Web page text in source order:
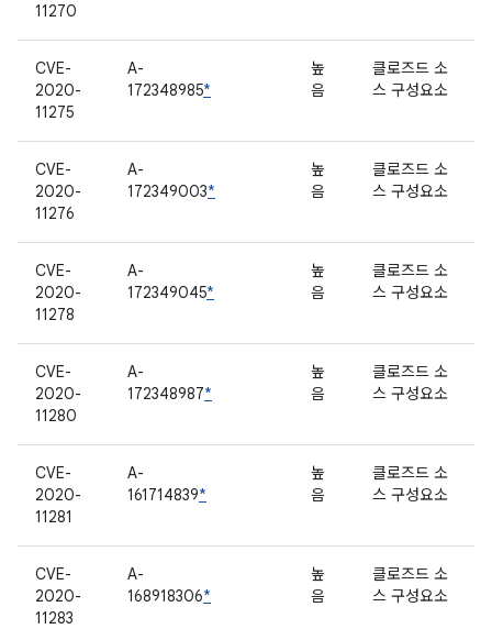
11270
CVE-
2020-
11275
A-
172348985*
높
음
클로즈드 소
스 구성요소
CVE-
2020-
11276
A-
172349003*
높
음
클로즈드 소
스 구성요소
CVE-
2020-
11278
A-
172349045*
높
음
클로즈드 소
스 구성요소
CVE-
2020-
11280
A-
172348987*
높
음
클로즈드 소
스 구성요소
CVE-
2020-
11281
A-
161714839*
높
음
클로즈드 소
스 구성요소
CVE-
2020-
11283
A-
168918306*
높
음
클로즈드 소
스 구성요소